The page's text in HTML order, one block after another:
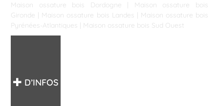
Maison ossature bois Dordogne |
Maison ossature bois
Gironde | Maison ossature bois Landes | Maison ossature bois
Pyrénées-Atlantiques | Maison ossature bois Sud Ouest
D’INFOS